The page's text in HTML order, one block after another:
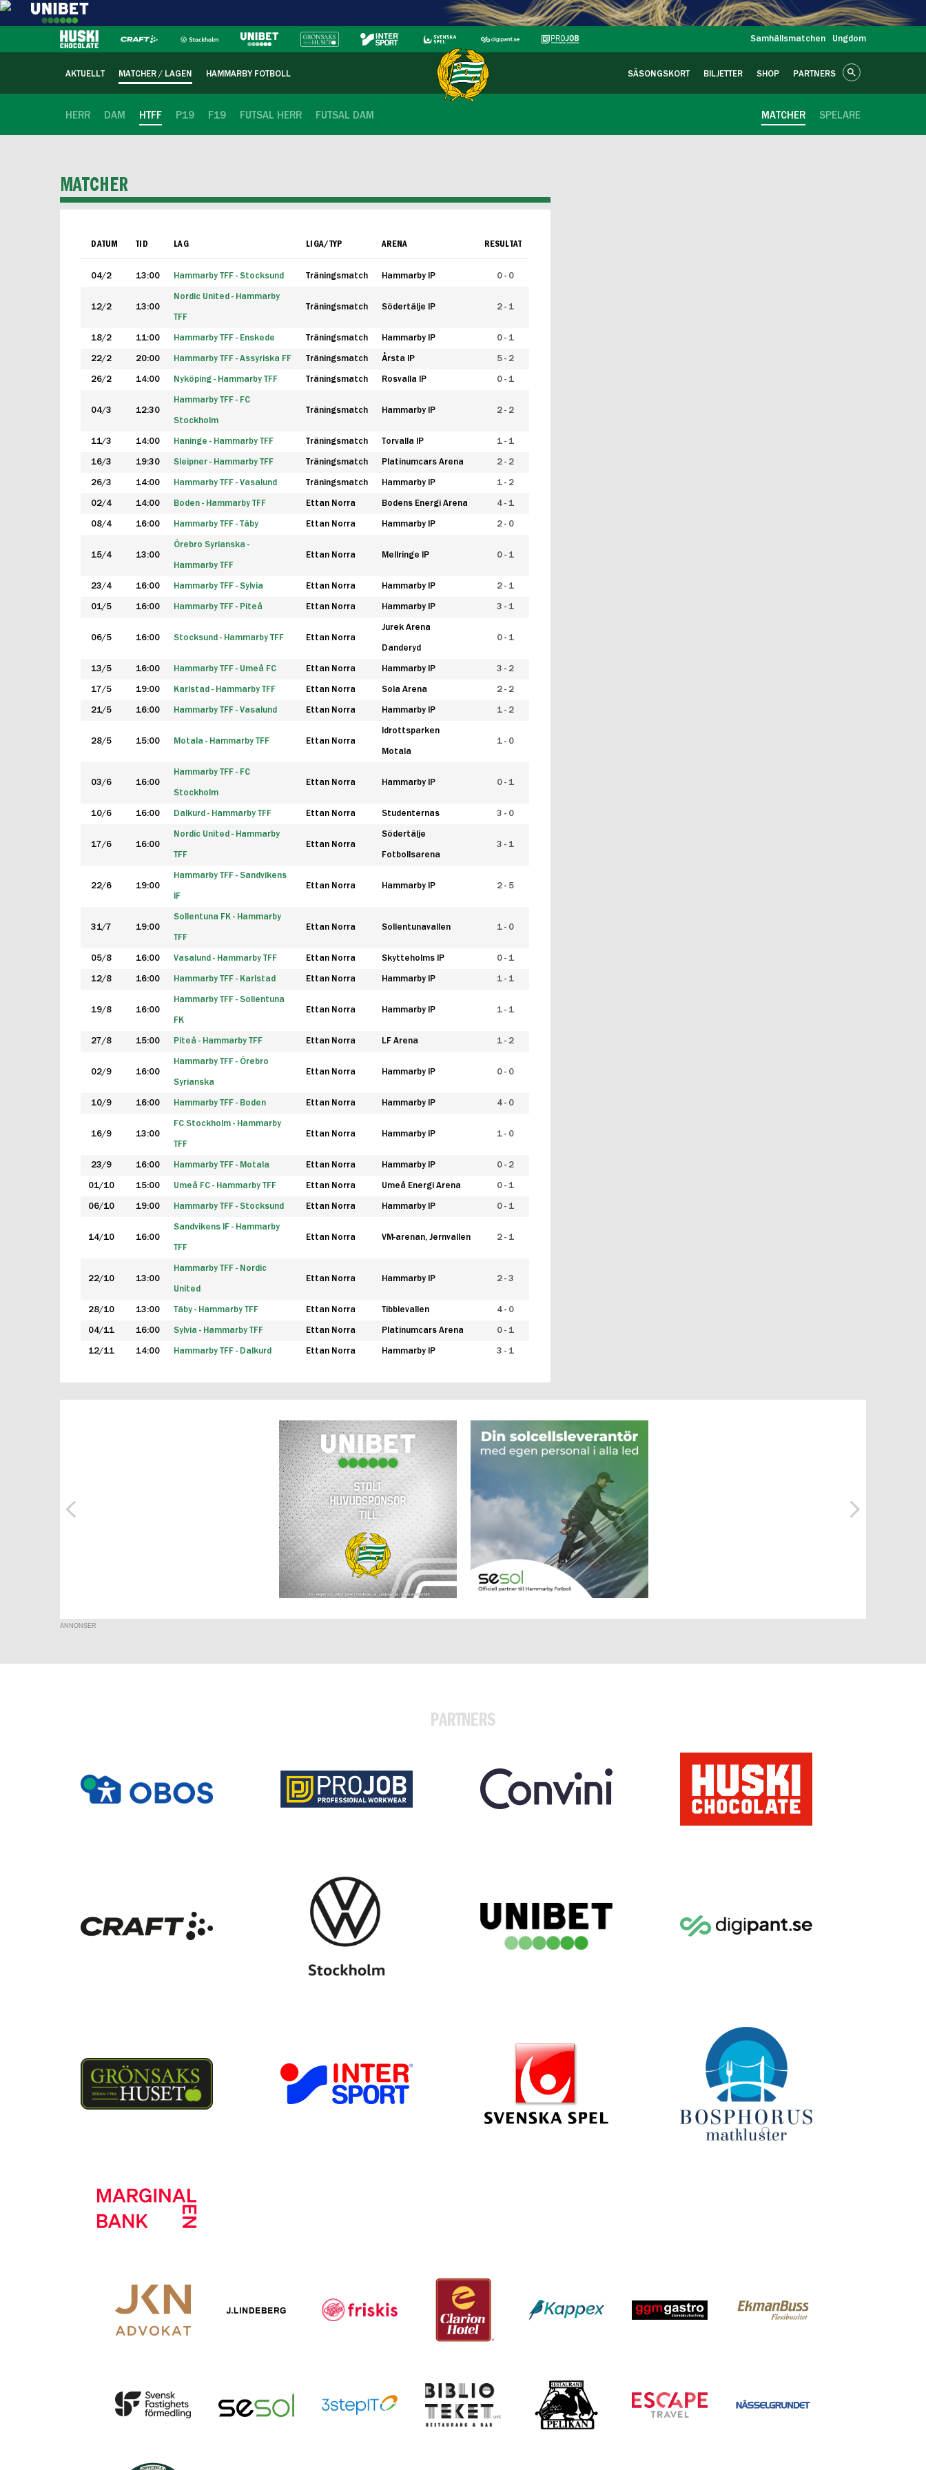
Samhällsmatchen Ungdom
AKTUELLT MATCHER / LAGEN HAMMARBY FOTBOLL SÄSONGSKORT BILJETTER SHOP PARTNERS
HERR DAM HTFF P19 F19 FUTSAL HERR FUTSAL DAM SPELARE
MATCHER
MATCHER
DATUM TID LAG LIGA/TYP ARENA RESULTAT
04/2 13:00 Hammarby TFF - Stocksund Träningsmatch Hammarby IP 0 - 0
12/2 13:00
Nordic United - Hammarby
TFF
Träningsmatch Södertälje IP 2 - 1
18/2 11:00 Hammarby TFF - Enskede Träningsmatch Hammarby IP 0 - 1
22/2 20:00 Hammarby TFF - Assyriska FF Träningsmatch Årsta IP 5 - 2
26/2 14:00 Nyköping - Hammarby TFF Träningsmatch Rosvalla IP 0 - 1
04/3 12:30
Hammarby TFF - FC
Stockholm
Träningsmatch Hammarby IP 2 - 2
11/3 14:00 Haninge - Hammarby TFF Träningsmatch Torvalla IP 1 - 1
16/3 19:30 Sleipner - Hammarby TFF Träningsmatch Platinumcars Arena 2 - 2
26/3 14:00 Hammarby TFF - Vasalund Träningsmatch Hammarby IP 1 - 2
02/4 14:00 Boden - Hammarby TFF Ettan Norra Bodens Energi Arena 4 - 1
08/4 16:00 Hammarby TFF - Täby Ettan Norra Hammarby IP 2 - 0
15/4 13:00
Örebro Syrianska -
Hammarby TFF
Ettan Norra Mellringe IP 0 - 1
23/4 16:00 Hammarby TFF - Sylvia Ettan Norra Hammarby IP 2 - 1
01/5 16:00 Hammarby TFF - Piteå Ettan Norra Hammarby IP 3 - 1
06/5 16:00 Stocksund - Hammarby TFF Ettan Norra
Jurek Arena
Danderyd
0 - 1
13/5 16:00 Hammarby TFF - Umeå FC Ettan Norra Hammarby IP 3 - 2
17/5 19:00 Karlstad - Hammarby TFF Ettan Norra Sola Arena 2 - 2
21/5 16:00 Hammarby TFF - Vasalund Ettan Norra Hammarby IP 1 - 2
28/5 15:00 Motala - Hammarby TFF Ettan Norra
Idrottsparken
Motala
1 - 0
03/6 16:00
Hammarby TFF - FC
Stockholm
Ettan Norra Hammarby IP 0 - 1
10/6 16:00 Dalkurd - Hammarby TFF Ettan Norra Studenternas 3 - 0
17/6 16:00
Nordic United - Hammarby
TFF
Ettan Norra
Södertälje
Fotbollsarena
3 - 1
22/6 19:00
Hammarby TFF - Sandvikens
IF
Ettan Norra Hammarby IP 2 - 5
31/7 19:00
Sollentuna FK - Hammarby
TFF
Ettan Norra Sollentunavallen 1 - 0
05/8 16:00 Vasalund - Hammarby TFF Ettan Norra Skytteholms IP 0 - 1
12/8 16:00 Hammarby TFF - Karlstad Ettan Norra Hammarby IP 1 - 1
19/8 16:00
Hammarby TFF - Sollentuna
FK
Ettan Norra Hammarby IP 1 - 1
27/8 15:00 Piteå - Hammarby TFF Ettan Norra LF Arena 1 - 2
02/9 16:00
Hammarby TFF - Örebro
Syrianska
Ettan Norra Hammarby IP 0 - 0
10/9 16:00 Hammarby TFF - Boden Ettan Norra Hammarby IP 4 - 0
16/9 13:00
FC Stockholm - Hammarby
TFF
Ettan Norra Hammarby IP 1 - 0
23/9 16:00 Hammarby TFF - Motala Ettan Norra Hammarby IP 0 - 2
01/10 15:00 Umeå FC - Hammarby TFF Ettan Norra Umeå Energi Arena 0 - 1
06/10 19:00 Hammarby TFF - Stocksund Ettan Norra Hammarby IP 0 - 1
14/10 16:00
Sandvikens IF - Hammarby
TFF
Ettan Norra VM-arenan, Jernvallen 2 - 1
22/10 13:00
Hammarby TFF - Nordic
United
Ettan Norra Hammarby IP 2 - 3
28/10 13:00 Täby - Hammarby TFF Ettan Norra Tibblevallen 4 - 0
04/11 16:00 Sylvia - Hammarby TFF Ettan Norra Platinumcars Arena 0 - 1
12/11 14:00 Hammarby TFF - Dalkurd Ettan Norra Hammarby IP 3 - 1
ANNONSER
PARTNERS